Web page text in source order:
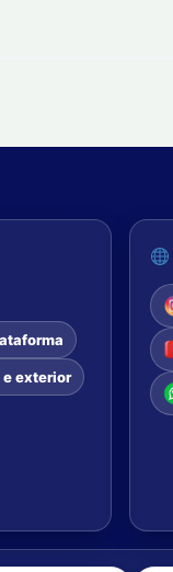
e exterior